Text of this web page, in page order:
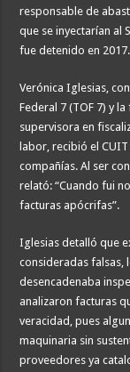
responsable de
que se inyectarían al
fue detenido en 2017.
Verónica Iglesias,
Federal 7 (TOF 7) y
supervisora en
labor, recibió el
compañías. Al ser
relató: “Cuando fui
facturas apócrifas”.
Iglesias detalló que
consideradas falsas,
desencadenaba
analizaron facturas
veracidad, pues
maquinaria sin
proveedores ya